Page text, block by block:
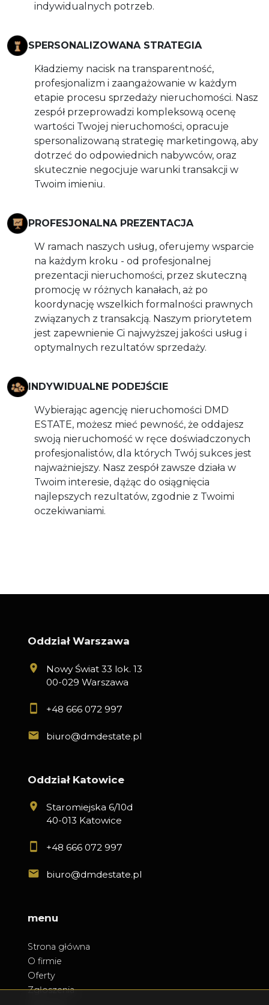
indywidualnych potrzeb.
SPERSONALIZOWANA STRATEGIA
Kładziemy nacisk na transparentność,
profesjonalizm i zaangażowanie w każdym
etapie procesu sprzedaży nieruchomości. Nasz
zespół przeprowadzi kompleksową ocenę
wartości Twojej nieruchomości, opracuje
spersonalizowaną strategię marketingową, aby
dotrzeć do odpowiednich nabywców, oraz
skutecznie negocjuje warunki transakcji w
Twoim imieniu.
PROFESJONALNA PREZENTACJA
W ramach naszych usług, oferujemy wsparcie
na każdym kroku - od profesjonalnej
prezentacji nieruchomości, przez skuteczną
promocję w różnych kanałach, aż po
koordynację wszelkich formalności prawnych
związanych z transakcją. Naszym priorytetem
jest zapewnienie Ci najwyższej jakości usług i
optymalnych rezultatów sprzedaży.
INDYWIDUALNE PODEJŚCIE
Wybierając agencję nieruchomości DMD
ESTATE, możesz mieć pewność, że oddajesz
swoją nieruchomość w ręce doświadczonych
profesjonalistów, dla których Twój sukces jest
najważniejszy. Nasz zespół zawsze działa w
Twoim interesie, dążąc do osiągnięcia
najlepszych rezultatów, zgodnie z Twoimi
oczekiwaniami.
Oddział Warszawa
Nowy Świat 33 lok. 13
00-029 Warszawa
+48 666 072 997
biuro@dmdestate.pl
Oddział Katowice
Staromiejska 6/10d
40-013 Katowice
+48 666 072 997
biuro@dmdestate.pl
menu
Strona główna
O firmie
Oferty
Zgłoszenia